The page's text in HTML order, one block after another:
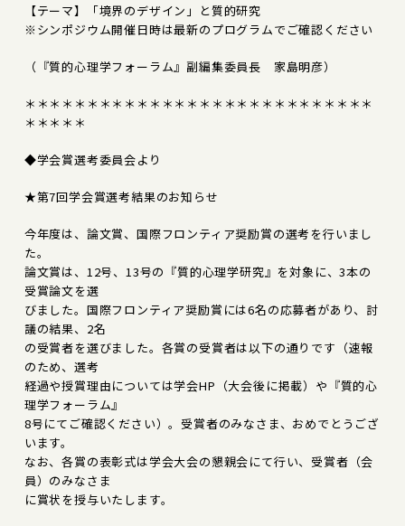
【テーマ】「境界のデザイン」と質的研究
※シンポジウム開催日時は最新のプログラムでご確認ください
（『質的心理学フォーラム』副編集委員長 家島明彦）
＊＊＊＊＊＊＊＊＊＊＊＊＊＊＊＊＊＊＊＊＊＊＊＊＊＊＊＊
＊＊＊＊＊
◆学会賞選考委員会より
★第7回学会賞選考結果のお知らせ
今年度は、論文賞、国際フロンティア奨励賞の選考を行いまし
た。
論文賞は、12号、13号の『質的心理学研究』を対象に、3本の
受賞論文を選
びました。国際フロンティア奨励賞には6名の応募者があり、討
議の結果、2名
の受賞者を選びました。各賞の受賞者は以下の通りです（速報
のため、選考
経過や授賞理由については学会HP（大会後に掲載）や『質的心
理学フォーラム』
8号にてご確認ください）。受賞者のみなさま、おめでとうござ
います。
なお、各賞の表彰式は学会大会の懇親会にて行い、受賞者（会
員）のみなさま
に賞状を授与いたします。